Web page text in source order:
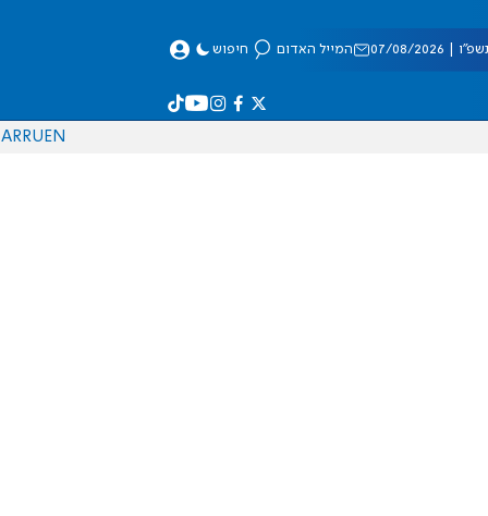
08/2026 המייל האדום חיפוש
EN
RU
AR